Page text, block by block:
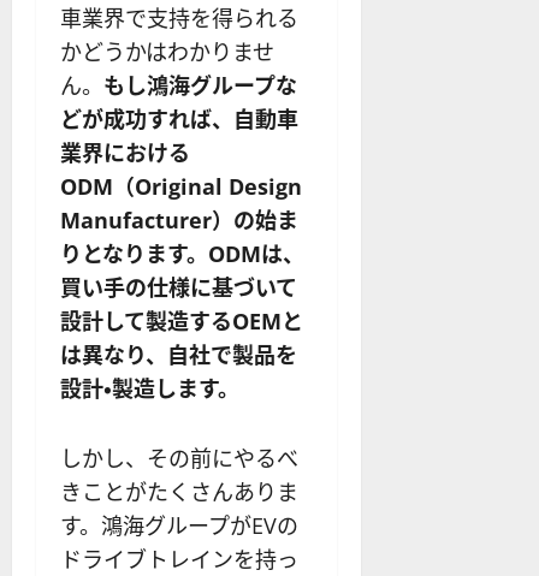
車業界で支持を得られる
かどうかはわかりませ
ん。 もし鴻海グループな
どが成功すれば、自動車
業界における
ODM（Original Design
Manufacturer）の始ま
りとなります。ODMは、
買い手の仕様に基づいて
設計して製造するOEMと
は異なり、自社で製品を
設計・製造します。
しかし、その前にやるべ
きことがたくさんありま
す。鴻海グループがEVの
ドライブトレインを持っ